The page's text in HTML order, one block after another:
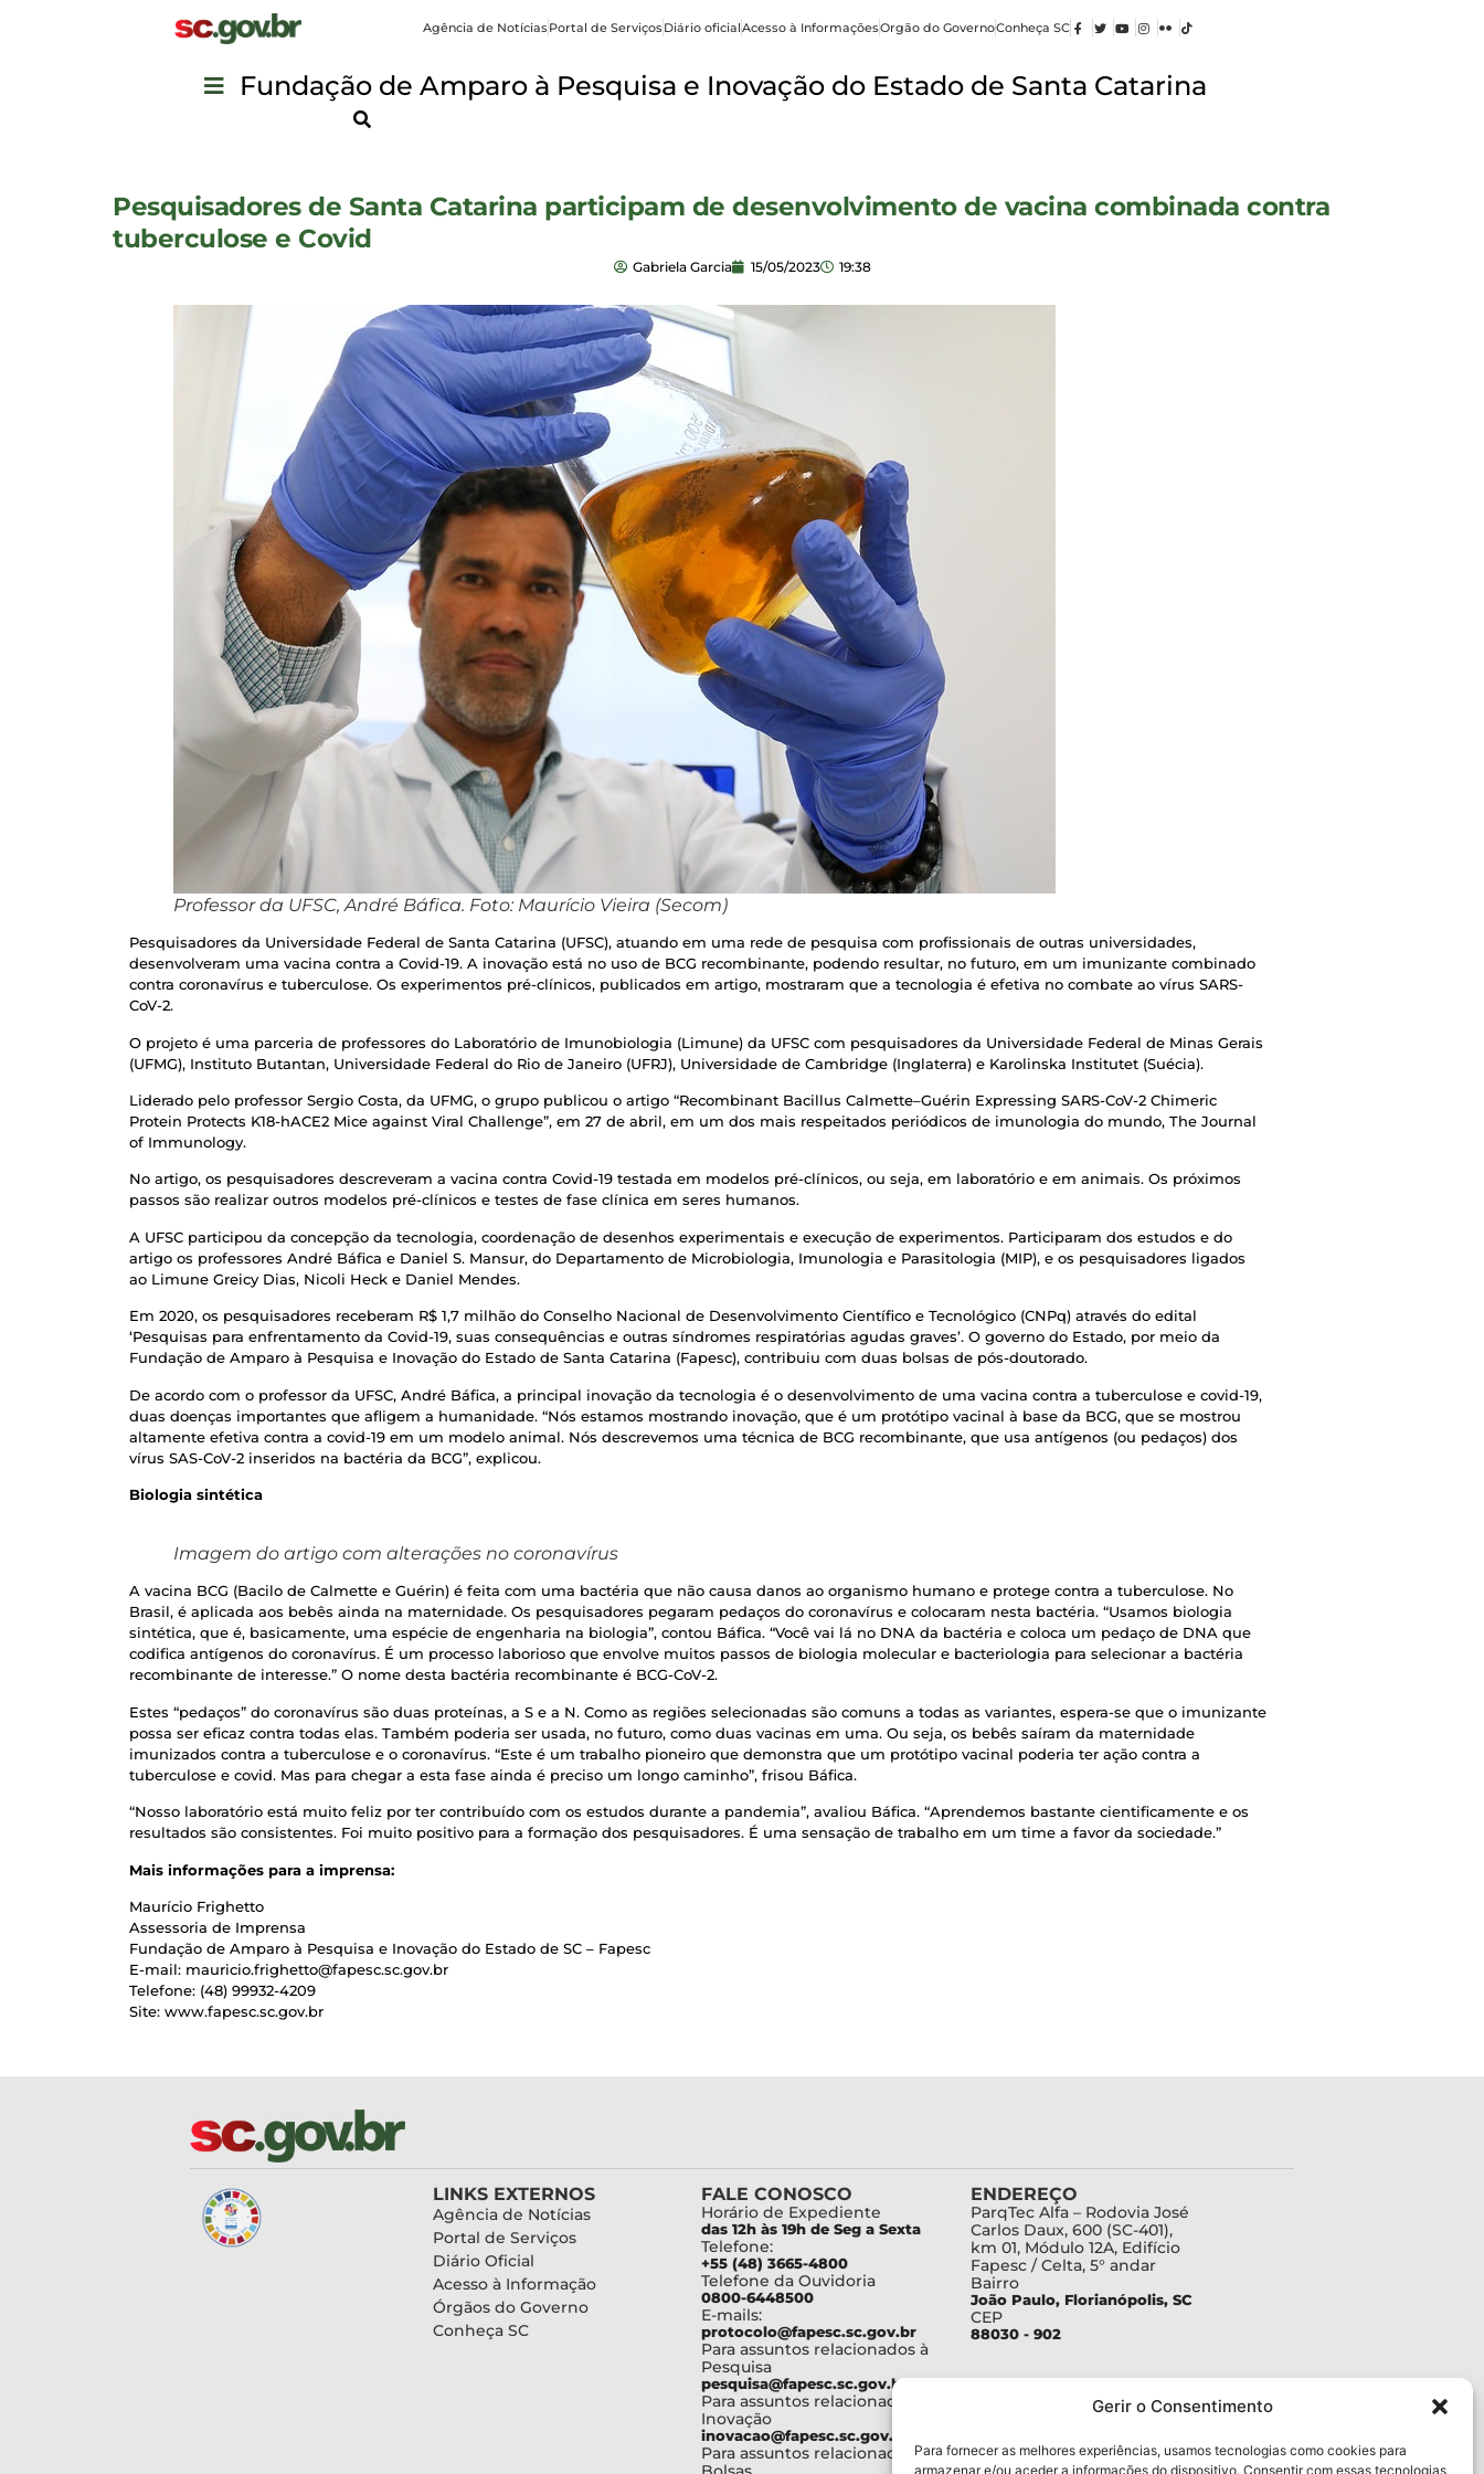
Gerir o Consentimento
Para fornecer as melhores experiências, usamos tecnologias como cookies para
armazenar e/ou aceder a informações do dispositivo. Consentir com essas tecnologias
Agência de NotíciasPortal de ServiçosDiário oficialAcesso à InformaçõesOrgão do GovernoConheça SC
Fundação de Amparo à Pesquisa e Inovação do Estado de Santa Catarina
Pesquisadores de Santa Catarina participam de desenvolvimento de vacina combinada contra
tuberculose e Covid
Gabriela Garcia 15/05/2023 19:38
Professor da UFSC, André Báfica. Foto: Maurício Vieira (Secom)
Pesquisadores da Universidade Federal de Santa Catarina (UFSC), atuando em uma rede de pesquisa com profissionais de outras universidades,
desenvolveram uma vacina contra a Covid-19. A inovação está no uso de BCG recombinante, podendo resultar, no futuro, em um imunizante combinado
contra coronavírus e tuberculose. Os experimentos pré-clínicos, publicados em artigo, mostraram que a tecnologia é efetiva no combate ao vírus SARS-
CoV-2.
O projeto é uma parceria de professores do Laboratório de Imunobiologia (Limune) da UFSC com pesquisadores da Universidade Federal de Minas Gerais
(UFMG), Instituto Butantan, Universidade Federal do Rio de Janeiro (UFRJ), Universidade de Cambridge (Inglaterra) e Karolinska Institutet (Suécia).
Liderado pelo professor Sergio Costa, da UFMG, o grupo publicou o artigo “Recombinant Bacillus Calmette–Guérin Expressing SARS-CoV-2 Chimeric
Protein Protects K18-hACE2 Mice against Viral Challenge”, em 27 de abril, em um dos mais respeitados periódicos de imunologia do mundo, The Journal
of Immunology.
No artigo, os pesquisadores descreveram a vacina contra Covid-19 testada em modelos pré-clínicos, ou seja, em laboratório e em animais. Os próximos
passos são realizar outros modelos pré-clínicos e testes de fase clínica em seres humanos.
A UFSC participou da concepção da tecnologia, coordenação de desenhos experimentais e execução de experimentos. Participaram dos estudos e do
artigo os professores André Báfica e Daniel S. Mansur, do Departamento de Microbiologia, Imunologia e Parasitologia (MIP), e os pesquisadores ligados
ao Limune Greicy Dias, Nicoli Heck e Daniel Mendes.
Em 2020, os pesquisadores receberam R$ 1,7 milhão do Conselho Nacional de Desenvolvimento Científico e Tecnológico (CNPq) através do edital
‘Pesquisas para enfrentamento da Covid-19, suas consequências e outras síndromes respiratórias agudas graves’. O governo do Estado, por meio da
Fundação de Amparo à Pesquisa e Inovação do Estado de Santa Catarina (Fapesc), contribuiu com duas bolsas de pós-doutorado.
De acordo com o professor da UFSC, André Báfica, a principal inovação da tecnologia é o desenvolvimento de uma vacina contra a tuberculose e covid-19,
duas doenças importantes que afligem a humanidade. “Nós estamos mostrando inovação, que é um protótipo vacinal à base da BCG, que se mostrou
altamente efetiva contra a covid-19 em um modelo animal. Nós descrevemos uma técnica de BCG recombinante, que usa antígenos (ou pedaços) dos
vírus SAS-CoV-2 inseridos na bactéria da BCG”, explicou.
Biologia sintética
Imagem do artigo com alterações no coronavírus
A vacina BCG (Bacilo de Calmette e Guérin) é feita com uma bactéria que não causa danos ao organismo humano e protege contra a tuberculose. No
Brasil, é aplicada aos bebês ainda na maternidade. Os pesquisadores pegaram pedaços do coronavírus e colocaram nesta bactéria. “Usamos biologia
sintética, que é, basicamente, uma espécie de engenharia na biologia”, contou Báfica. “Você vai lá no DNA da bactéria e coloca um pedaço de DNA que
codifica antígenos do coronavírus. É um processo laborioso que envolve muitos passos de biologia molecular e bacteriologia para selecionar a bactéria
recombinante de interesse.” O nome desta bactéria recombinante é BCG-CoV-2.
Estes “pedaços” do coronavírus são duas proteínas, a S e a N. Como as regiões selecionadas são comuns a todas as variantes, espera-se que o imunizante
possa ser eficaz contra todas elas. Também poderia ser usada, no futuro, como duas vacinas em uma. Ou seja, os bebês saíram da maternidade
imunizados contra a tuberculose e o coronavírus. “Este é um trabalho pioneiro que demonstra que um protótipo vacinal poderia ter ação contra a
tuberculose e covid. Mas para chegar a esta fase ainda é preciso um longo caminho”, frisou Báfica.
“Nosso laboratório está muito feliz por ter contribuído com os estudos durante a pandemia”, avaliou Báfica. “Aprendemos bastante cientificamente e os
resultados são consistentes. Foi muito positivo para a formação dos pesquisadores. É uma sensação de trabalho em um time a favor da sociedade.”
Mais informações para a imprensa:
Maurício Frighetto
Assessoria de Imprensa
Fundação de Amparo à Pesquisa e Inovação do Estado de SC – Fapesc
E-mail: mauricio.frighetto@fapesc.sc.gov.br
Telefone: (48) 99932-4209
Site: www.fapesc.sc.gov.br
LINKS EXTERNOS
Agência de Notícias
Portal de Serviços
Diário Oficial
Acesso à Informação
Órgãos do Governo
Conheça SC
FALE CONOSCO
Horário de Expediente
das 12h às 19h de Seg a Sexta
Telefone:
+55 (48) 3665-4800
Telefone da Ouvidoria
0800-6448500
E-mails:
protocolo@fapesc.sc.gov.br
Para assuntos relacionados à
Pesquisa
pesquisa@fapesc.sc.gov.br
Para assuntos relacionados à
Inovação
inovacao@fapesc.sc.gov.br
Para assuntos relacionados à
ENDEREÇO
ParqTec Alfa – Rodovia José
Carlos Daux, 600 (SC-401),
km 01, Módulo 12A, Edifício
Fapesc / Celta, 5° andar
Bairro
João Paulo, Florianópolis, SC
CEP
88030 - 902